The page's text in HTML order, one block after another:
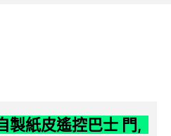
製紙皮遙控巴士 門,